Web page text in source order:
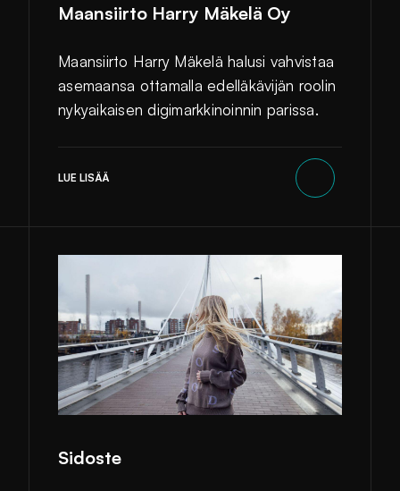
Maansiirto Harry Mäkelä Oy
Maansiirto Harry Mäkelä halusi vahvistaa
asemaansa ottamalla edelläkävijän roolin
nykyaikaisen digimarkkinoinnin parissa.
LUE LISÄÄ
Sidoste